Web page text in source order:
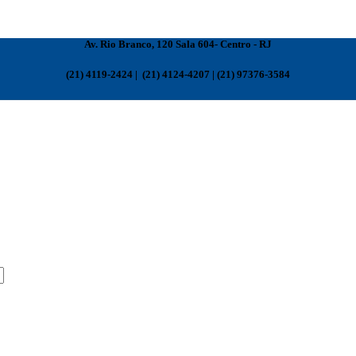
Av. Rio Branco, 120 Sala 604- Centro - RJ
(21) 4119-2424 | (21) 4124-4207 | (21) 97376-3584